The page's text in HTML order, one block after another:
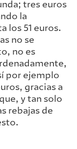
tres euros
la
los 51 euros.
no se
no es
por ejemplo
gracias a
y tan solo
rebajas de